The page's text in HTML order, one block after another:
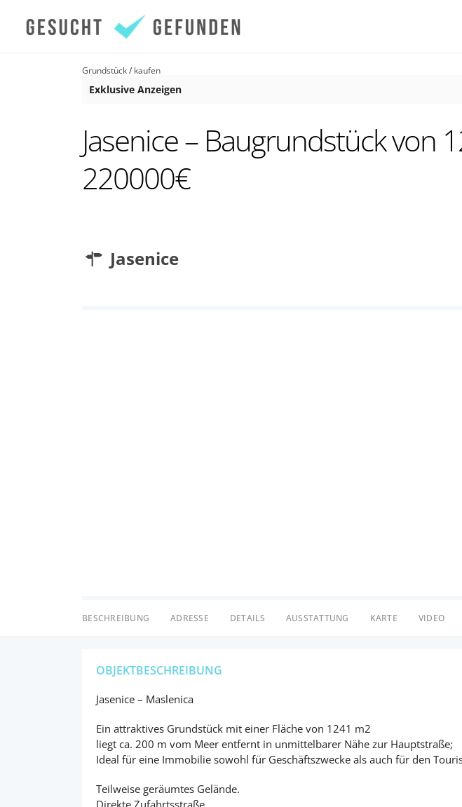
Grundstück/ kaufen
Exklusive Anzeigen
Jasenice – Baugrundstück von
220000€
Jasenice
BESCHREIBUNG ADRESSE DETAILS AUSSTATTUNG KARTE VIDEO
OBJEKTBESCHREIBUNG
Jasenice – Maslenica
Ein attraktives Grundstück mit einer Fläche von 1241 m2
liegt ca. 200 m vom Meer entfernt in unmittelbarer Nähe zur Hauptstraße;
Ideal für eine Immobilie sowohl für Geschäftszwecke als auch für den
Teilweise geräumtes Gelände.
Direkte Zufahrtsstraße.